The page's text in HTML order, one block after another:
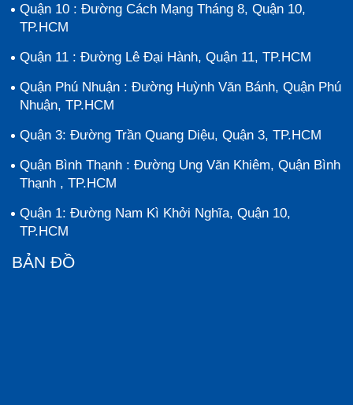
Quận 10 : Đường Cách Mạng Tháng 8, Quận 10,
TP.HCM
Quận 11 : Đường Lê Đại Hành, Quận 11, TP.HCM
Quận Phú Nhuận : Đường Huỳnh Văn Bánh, Quận Phú
Nhuận, TP.HCM
Quận 3: Đường Trần Quang Diệu, Quận 3, TP.HCM
Quận Bình Thạnh : Đường Ung Văn Khiêm, Quận Bình
Thạnh , TP.HCM
Quận 1: Đường Nam Kì Khởi Nghĩa, Quận 10,
TP.HCM
BẢN ĐỒ